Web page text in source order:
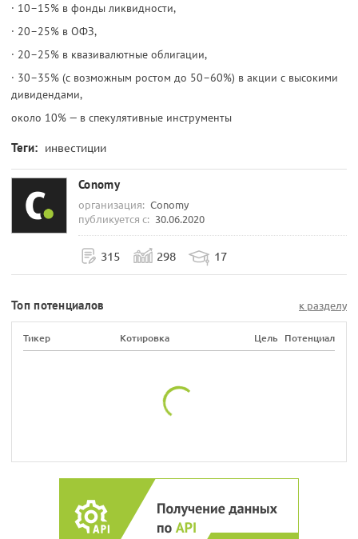
· 10–15% в фонды ликвидности,
· 20–25% в ОФЗ,
· 20–25% в квазивалютные облигации,
· 30–35% (с возможным ростом до 50–60%) в акции с высокими
дивидендами,
около 10% — в спекулятивные инструменты
Теги: инвестиции
Conomy
организация: Conomy
публикуется с: 30.06.2020
315 298 17
Топ потенциалов к разделу
Тикер Котировка Цель Потенциал